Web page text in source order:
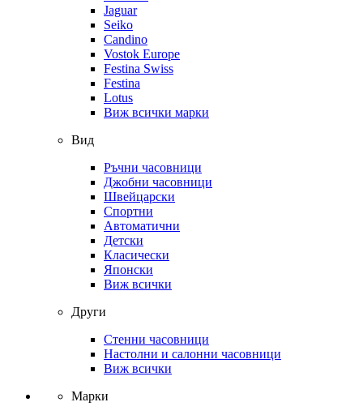
Jaguar
Seiko
Candino
Vostok Europe
Festina Swiss
Festina
Lotus
Виж всички марки
Вид
Ръчни часовници
Джобни часовници
Швейцарски
Спортни
Автоматични
Детски
Класически
Японски
Виж всички
Други
Стенни часовници
Настолни и салонни часовници
Виж всички
Марки